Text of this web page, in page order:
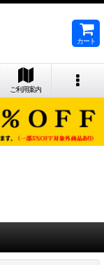
カート
ご利用案内